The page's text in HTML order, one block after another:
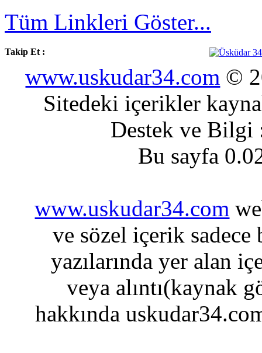
Tüm Linkleri Göster...
Takip Et :
www.uskudar34.com ©
Sitedeki içerikler
Destek ve
Bu sayfa
www.uskudar34.com
ve sözel içerik sadece
yazılarında yer alan
veya alıntı(kaynak
hakkında